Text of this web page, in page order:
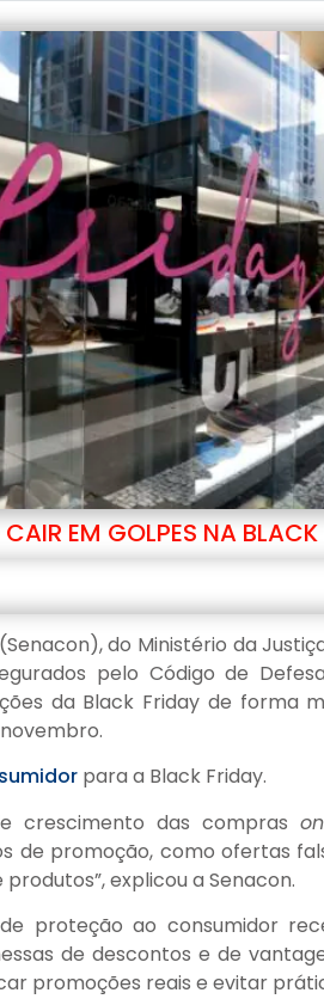
EM GOLPES NA BLACK
do Ministério da
pelo Código de
da Black Friday de forma
para a Black Friday.
crescimento das compras
de promoção, como ofertas
explicou a Senacon.
proteção ao consumidor
de descontos e de
promoções reais e evitar